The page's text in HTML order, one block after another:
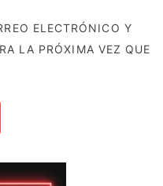
ELECTRÓNICO Y
LA PRÓXIMA VEZ QUE